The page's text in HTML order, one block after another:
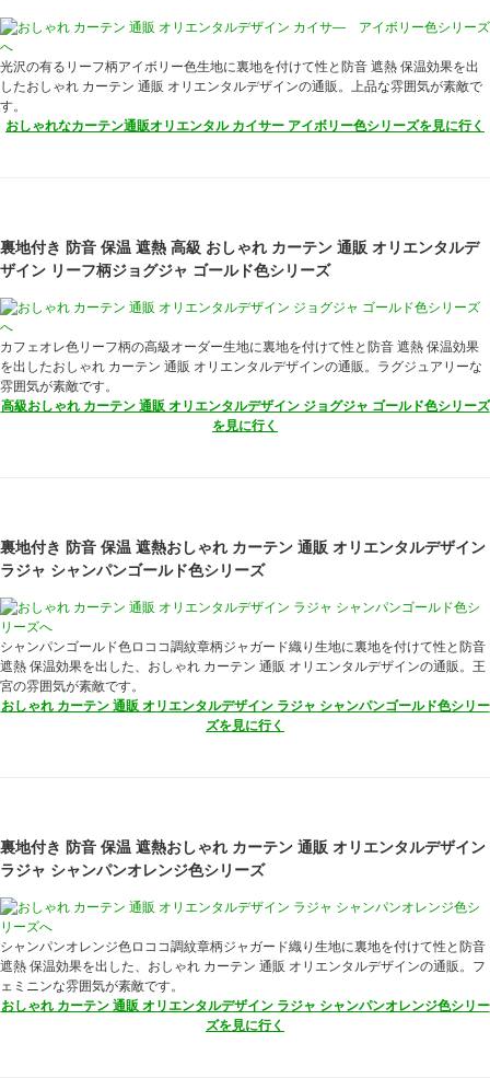
光沢の有るリーフ柄アイボリー色生地に裏地を付けて性と防音 遮熱 保温効果を出
したおしゃれ カーテン 通販 オリエンタルデザインの通販。上品な雰囲気が素敵で
す。
おしゃれなカーテン通販オリエンタル カイサー アイボリー色シリーズを見に行く
裏地付き 防音 保温 遮熱 高級 おしゃれ カーテン 通販 オリエンタルデ
ザイン リーフ柄ジョグジャ ゴールド色シリーズ
カフェオレ色リーフ柄の高級オーダー生地に裏地を付けて性と防音 遮熱 保温効果
を出したおしゃれ カーテン 通販 オリエンタルデザインの通販。ラグジュアリーな
雰囲気が素敵です。
高級おしゃれ カーテン 通販 オリエンタルデザイン ジョグジャ ゴールド色シリーズ
を見に行く
裏地付き 防音 保温 遮熱おしゃれ カーテン 通販 オリエンタルデザイン
ラジャ シャンパンゴールド色シリーズ
シャンパンゴールド色ロココ調紋章柄ジャガード織り生地に裏地を付けて性と防音
遮熱 保温効果を出した、おしゃれ カーテン 通販 オリエンタルデザインの通販。王
宮の雰囲気が素敵です。
おしゃれ カーテン 通販 オリエンタルデザイン ラジャ シャンパンゴールド色シリー
ズを見に行く
裏地付き 防音 保温 遮熱おしゃれ カーテン 通販 オリエンタルデザイン
ラジャ シャンパンオレンジ色シリーズ
シャンパンオレンジ色ロココ調紋章柄ジャガード織り生地に裏地を付けて性と防音
遮熱 保温効果を出した、おしゃれ カーテン 通販 オリエンタルデザインの通販。フ
ェミニンな雰囲気が素敵です。
おしゃれ カーテン 通販 オリエンタルデザイン ラジャ シャンパンオレンジ色シリー
ズを見に行く